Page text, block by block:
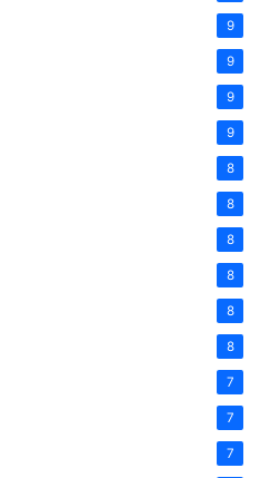
9
9
9
9
8
8
8
8
8
8
7
7
7